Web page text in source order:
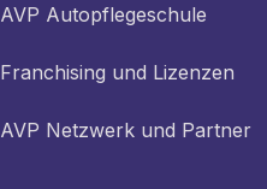
AVP Autopflegeschule
Franchising und Lizenzen
AVP Netzwerk und Partner